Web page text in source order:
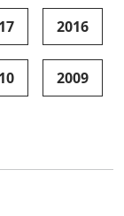
2016
2009